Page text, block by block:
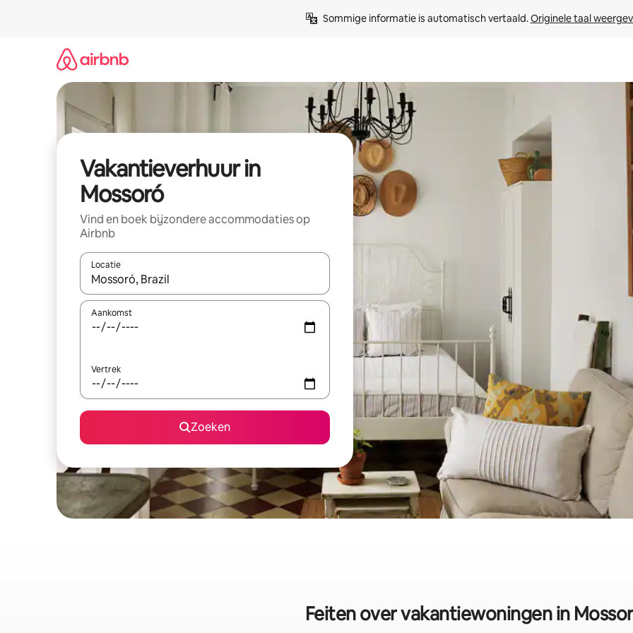
Sommige informatie is automatisch vertaald. Originele taal
Vakantieverhuur in
Mossoró
Vind en boek bijzondere accommodaties op
Airbnb
Locatie
Wanneer er suggesties beschikbaar zijn, maak je een keuze met je de pijltjestoetsen omhoog en omlaag, óf door te
Aankomst
Vertrek
Zoeken
Feiten over vakantiewoningen in